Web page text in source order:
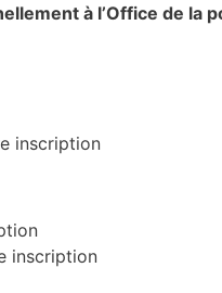
à l’Office de la
inscription
inscription